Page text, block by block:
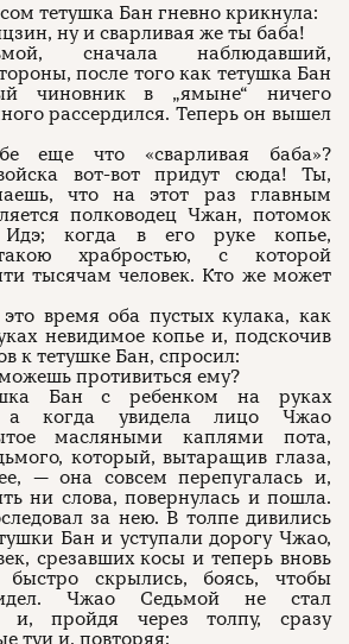
тетушка Бан гневно крикнула:
ну и сварливая же ты баба!
сначала наблюдавший,
после того как тетушка Бан
чиновник в „ямыне“ ничего
рассердился. Теперь он вышел
еще что «сварливая баба»?
вот-вот придут сюда! Ты,
что на этот раз главным
полководец Чжан, потомок
когда в его руке копье,
храбростью, с которой
тысячам человек. Кто же может
время оба пустых кулака, как
невидимое копье и, подскочив
к тетушке Бан, спросил:
противиться ему?
Бан с ребенком на руках
а когда увидела лицо Чжао
масляными каплями пота,
который, вытаращив глаза,
— она совсем перепугалась и,
ни слова, повернулась и пошла.
за нею. В толпе дивились
Бан и уступали дорогу Чжао,
срезавших косы и теперь вновь
быстро скрылись, боясь, чтобы
Чжао Седьмой не стал
и, пройдя через толпу, сразу
туи и, повторяя: